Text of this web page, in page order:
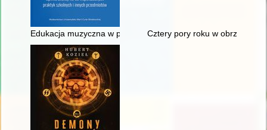
Edukacja muzyczna w polskim szkolnictwie
Cztery pory roku w